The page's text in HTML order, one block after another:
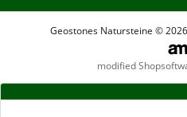
Geostones Natursteine ©
modified